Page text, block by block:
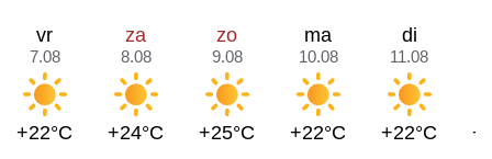
vr
7.08
+22°C
za
8.08
+24°C
zo
9.08
+25°C
ma
10.08
+22°C
di
11.08
+22°C